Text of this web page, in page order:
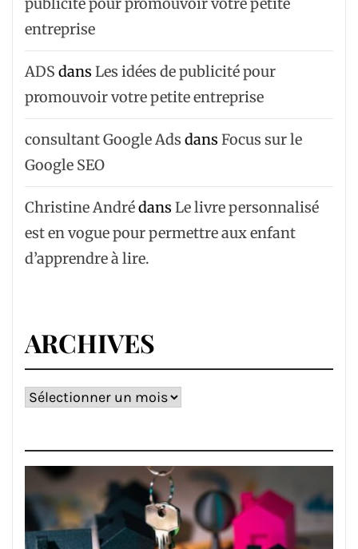
entreprise
ADS dans Les idées de publicité pour
promouvoir votre petite entreprise
consultant Google Ads dans Focus sur le
Google SEO
Christine Andrédans Le livre personnalisé
est en vogue pour permettre aux enfant
d’apprendre à lire.
ARCHIVES
Archives